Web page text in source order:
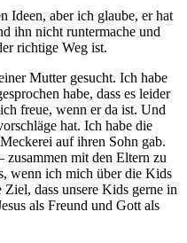
Ideen, aber ich glaube, er hat
ihn nicht runtermache und
richtige Weg ist.
Mutter gesucht. Ich habe
habe, dass es leider
freue, wenn er da ist. Und
hat. Ich habe die
auf ihren Sohn gab.
mit den Eltern zu
wenn ich mich über die Kids
dass unsere Kids gerne in
als Freund und Gott als